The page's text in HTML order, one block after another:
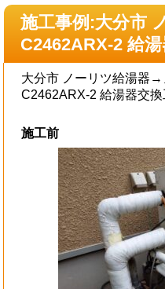
施工事例:大分市
C2462ARX-2 給
大分市 ノーリツ給湯器→
C2462ARX-2 給湯器交
施工前